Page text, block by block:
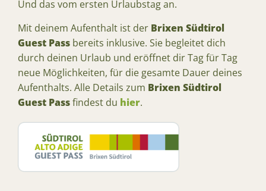
Und das vom ersten Urlaubstag an.
Mit deinem Aufenthalt ist der Brixen Südtirol
Guest Pass bereits inklusive. Sie begleitet dich
durch deinen Urlaub und eröffnet dir Tag für Tag
neue Möglichkeiten, für die gesamte Dauer deines
Aufenthalts. Alle Details zum Brixen Südtirol
Guest Passfindest du hier.